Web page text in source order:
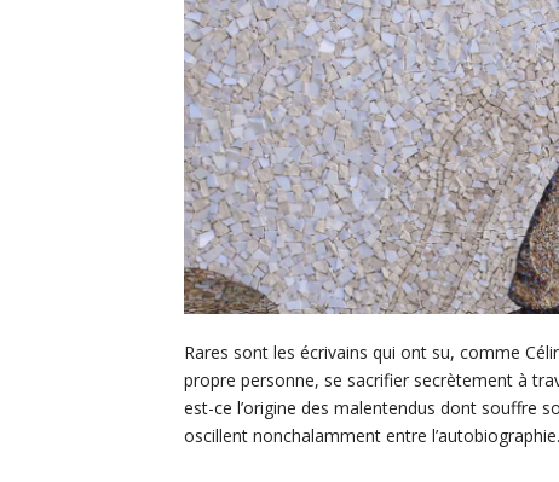
Rares sont les écrivains qui ont su, comme
propre personne, se sacrifier secrètement à
est-ce l’origine des malentendus dont souffre
oscillent nonchalamment entre